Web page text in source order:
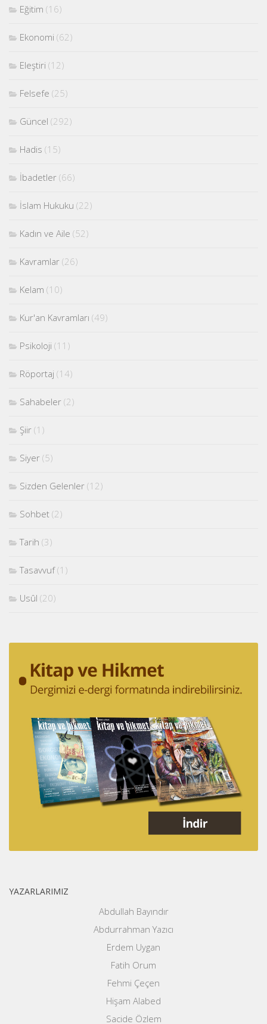
Eğitim (16)
Ekonomi (62)
Eleştiri (12)
Felsefe (25)
Güncel (292)
Hadis (15)
İbadetler (66)
İslam Hukuku (22)
Kadın ve Aile (52)
Kavramlar (26)
Kelam (10)
Kur'an Kavramları (49)
Psikoloji (11)
Röportaj (14)
Sahabeler (2)
Şiir (1)
Siyer (5)
Sizden Gelenler (12)
Sohbet (2)
Tarih (3)
Tasavvuf(1)
Usûl (20)
YAZARLARIMIZ
Abdullah Bayındır
Abdurrahman Yazıcı
Erdem Uygan
Fatih Orum
Fehmi Çeçen
Hişam Alabed
Sacide Özlem